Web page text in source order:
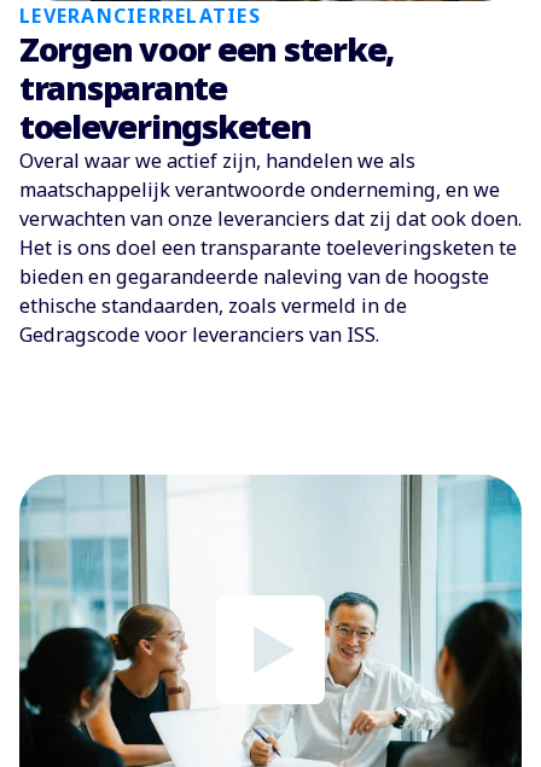
LEVERANCIERRELATIES
Zorgen voor een sterke,
transparante
toeleveringsketen
Overal waar we actief zijn, handelen we als
maatschappelijk verantwoorde onderneming, en we
verwachten van onze leveranciers dat zij dat ook doen.
Het is ons doel een transparante toeleveringsketen te
bieden en gegarandeerde naleving van de hoogste
ethische standaarden, zoals vermeld in de
Gedragscode voor leveranciers van ISS.